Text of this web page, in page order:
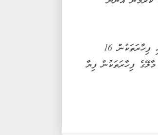
އެސްޓީއޯއިން ފިޔާ ކިލޯއިން 13 ރުފިޔާއަށް ލިބެންހުންނަ އިރު، އާންމު ގޮތެއްގައި ފިހާރަތަކުން 16
މާލޭގެ ފިހާރަތަކުން ފިޔާ